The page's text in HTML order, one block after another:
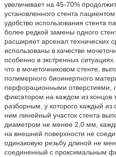
увеличивает на 45-70%
установленного стента
удобство использования стента
более редкой замены одного
расширяет арсенал технических
использованы в качестве
особенно в экстренных ситуациях.
что в мочеточниковом стенте,
полимерного биоинертного
перфорационными отверстиями,
фиксатором на каждом из концов
разборным, у которого каждый
ним линейный участок стента
диаметром не менее 2,0 мм,
на внешней поверхности не
одинаковую резьбу длиной не
соединенный с проксимальным